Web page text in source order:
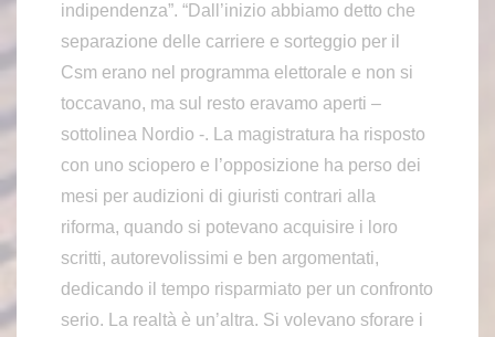
indipendenza”. “Dall’inizio abbiamo detto che
separazione delle carriere e sorteggio per il
Csm erano nel programma elettorale e non si
toccavano, ma sul resto eravamo aperti –
sottolinea Nordio -. La magistratura ha risposto
con uno sciopero e l’opposizione ha perso dei
mesi per audizioni di giuristi contrari alla
riforma, quando si potevano acquisire i loro
scritti, autorevolissimi e ben argomentati,
dedicando il tempo risparmiato per un confronto
serio. La realtà è un’altra. Si volevano sforare i